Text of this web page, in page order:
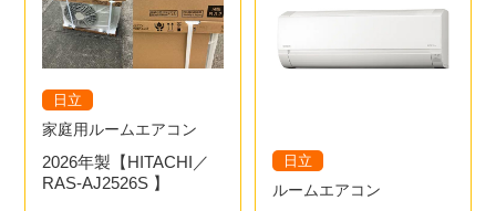
エアコンの室内機に貼ってある製品シールに【製造年式】
と【型番】がありますので、こちらをチェックしてくださ
い。
1.ご来店のご予約
お電話・LINE・メールにてエアコン買取のご予約をお願い
します。新品エアコンの場合は新品のエアコンを売りたい
と事前に言っていただけるとスムーズです。
日立
家庭用ルームエアコン
2026年製【HITACHI／
RAS-AJ2526S 】
日立
ルームエアコン